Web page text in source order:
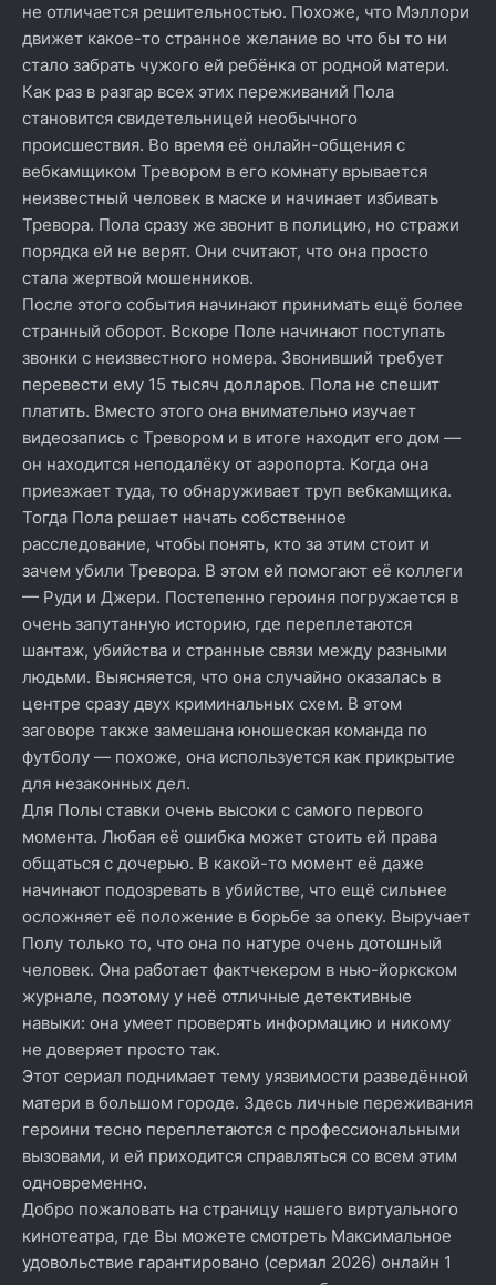
не отличается решительностью. Похоже, что Мэллори
движет какое-то странное желание во что бы то ни
стало забрать чужого ей ребёнка от родной матери.
Как раз в разгар всех этих переживаний Пола
становится свидетельницей необычного
происшествия. Во время её онлайн-общения с
вебкамщиком Тревором в его комнату врывается
неизвестный человек в маске и начинает избивать
Тревора. Пола сразу же звонит в полицию, но стражи
порядка ей не верят. Они считают, что она просто
стала жертвой мошенников.
После этого события начинают принимать ещё более
странный оборот. Вскоре Поле начинают поступать
звонки с неизвестного номера. Звонивший требует
перевести ему 15 тысяч долларов. Пола не спешит
платить. Вместо этого она внимательно изучает
видеозапись с Тревором и в итоге находит его дом —
он находится неподалёку от аэропорта. Когда она
приезжает туда, то обнаруживает труп вебкамщика.
Тогда Пола решает начать собственное
расследование, чтобы понять, кто за этим стоит и
зачем убили Тревора. В этом ей помогают её коллеги
— Руди и Джери. Постепенно героиня погружается в
очень запутанную историю, где переплетаются
шантаж, убийства и странные связи между разными
людьми. Выясняется, что она случайно оказалась в
центре сразу двух криминальных схем. В этом
заговоре также замешана юношеская команда по
футболу — похоже, она используется как прикрытие
для незаконных дел.
Для Полы ставки очень высоки с самого первого
момента. Любая её ошибка может стоить ей права
общаться с дочерью. В какой-то момент её даже
начинают подозревать в убийстве, что ещё сильнее
осложняет её положение в борьбе за опеку. Выручает
Полу только то, что она по натуре очень дотошный
человек. Она работает фактчекером в нью-йоркском
журнале, поэтому у неё отличные детективные
навыки: она умеет проверять информацию и никому
не доверяет просто так.
Этот сериал поднимает тему уязвимости разведённой
матери в большом городе. Здесь личные переживания
героини тесно переплетаются с профессиональными
вызовами, и ей приходится справляться со всем этим
одновременно.
Добро пожаловать на страницу нашего виртуального
кинотеатра, где Вы можете смотреть Максимальное
удовольствие гарантировано (сериал 2026) онлайн 1